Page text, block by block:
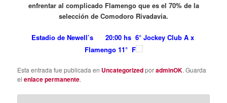
enfrentar al complicado Flamengo que es el 70% de la
selección de Comodoro Rivadavia.
Estadio de Newell’s 20:00 hs 6° Jockey Club A x
Flamengo 11° F
Esta entrada fue publicada en UncategorizedporadminOK. Guarda
elenlace permanente.